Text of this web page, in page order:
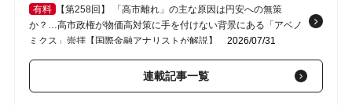
有料
【第258回】 「高市離れ」の主な原因は円安への無策
か？…高市政権が物価高対策に手を付けない背景にある「アベノ
ミクス」崇拝【国際金融アナリストが解説】
2026/07/31
【第257回】 「有事のドル買い」は本当に続くのか？投機
筋ポジションが示す『ドル売り・円高』の可能性【国際金融アナ
連載記事一覧